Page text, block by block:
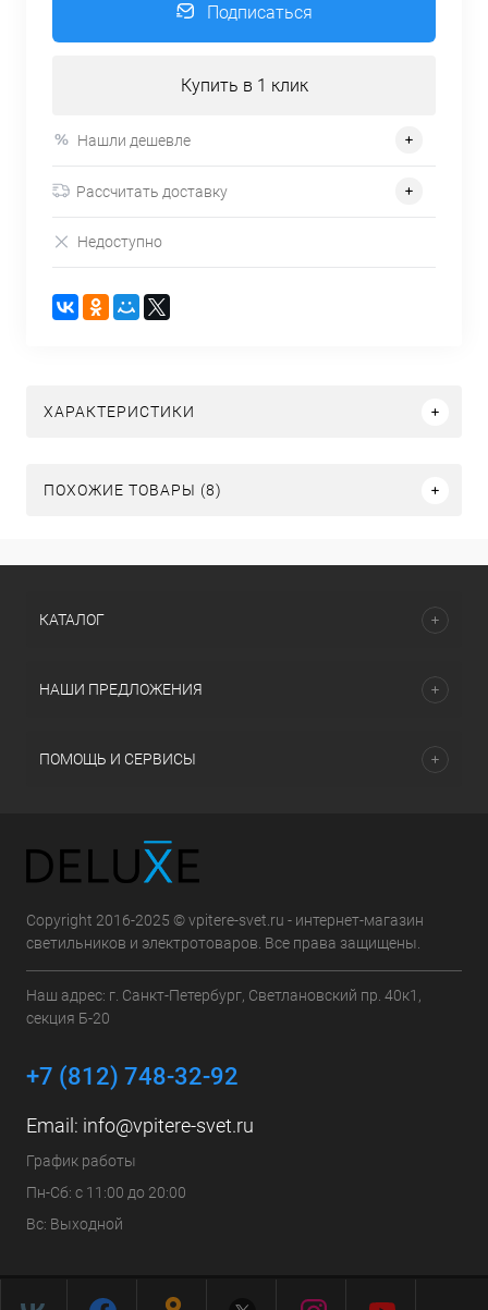
Подписаться
Купить в 1 клик
Нашли дешевле
Рассчитать доставку
Недоступно
ХАРАКТЕРИСТИКИ
ПОХОЖИЕ ТОВАРЫ (8)
КАТАЛОГ
НАШИ ПРЕДЛОЖЕНИЯ
ПОМОЩЬ И СЕРВИСЫ
Copyright 2016-2025 © vpitere-svet.ru - интернет-магазин
светильников и электротоваров. Все права защищены.
Наш адрес: г. Санкт-Петербург, Светлановский пр. 40к1,
секция Б-20
+7 (812) 748-32-92
Email: info@vpitere-svet.ru
График работы
Пн-Сб: с 11:00 до 20:00
Вс: Выходной